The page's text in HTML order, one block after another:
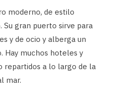
moderno, de estilo
gran puerto sirve para
y de ocio y alberga un
Hay muchos hoteles y
repartidos a lo largo de la
mar.